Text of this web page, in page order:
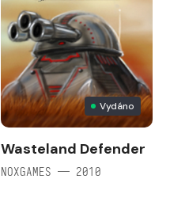
Vydáno
Wasteland Defender
NOXGAMES — 2010